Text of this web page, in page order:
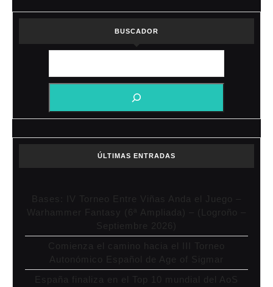
BUSCADOR
ÚLTIMAS ENTRADAS
Bases: IV Torneo Entre Viñas Anda el Juego –
Warhammer Fantasy (6ª Ampliada) – (Logroño –
Septiembre 2026)
Comienza el camino hacia el III Torneo
Autonómico Español de Age of Sigmar
España finaliza en el Top 10 mundial del AoS